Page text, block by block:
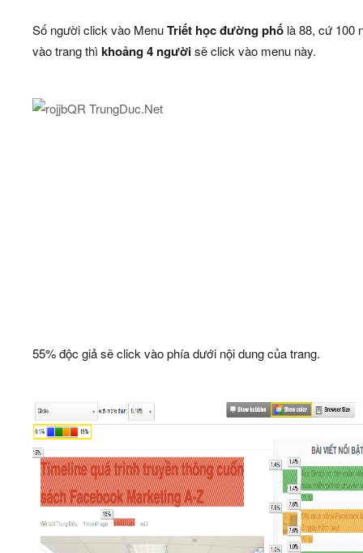
Số người click vào MenuTriết học đường phố là 88, cứ 100
vào trang thì khoảng 4 ngườisẽ click vào menu này.
55% độc giả sẽ click vào phía dưới nội dung của trang.